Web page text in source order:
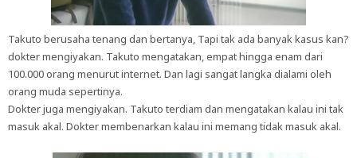
Takuto berusaha tenang dan bertanya, Tapi tak ada banyak kasus kan?
dokter mengiyakan. Takuto mengatakan, empat hingga enam dari
100.000 orang menurut internet. Dan lagi sangat langka dialami oleh
orang muda sepertinya.
Dokter juga mengiyakan. Takuto terdiam dan mengatakan kalau ini tak
masuk akal. Dokter membenarkan kalau ini memang tidak masuk akal.